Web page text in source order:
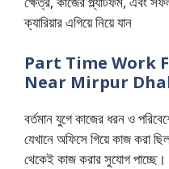
ক্যারিয়ার এগিয়ে নিয়ে যান
Part Time Work
Near Mirpur
বর্তমান যুগে কাজের ধরন ও
যেখানে অফিসে গিয়ে কাজ করা
থেকেই কাজ করার সুযোগ পাচ্ছে।